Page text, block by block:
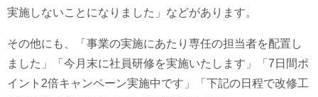
実施しないことになりました」などがあります。
その他にも、「事業の実施にあたり専任の担当者を配置し
ました」「今月末に社員研修を実施いたします」「7日間ポ
イント2倍キャンペーン実施中です」「下記の日程で改修工